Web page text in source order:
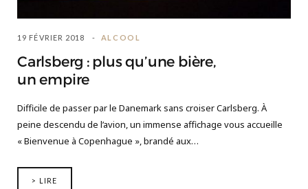
19 FÉVRIER 2018 ALCOOL
Carlsberg : plus qu’une bière,
un empire
Difficile de passer par le Danemark sans croiser Carlsberg. À
peine descendu de l’avion, un immense affichage vous accueille
« Bienvenue à Copenhague », brandé aux…
> LIRE